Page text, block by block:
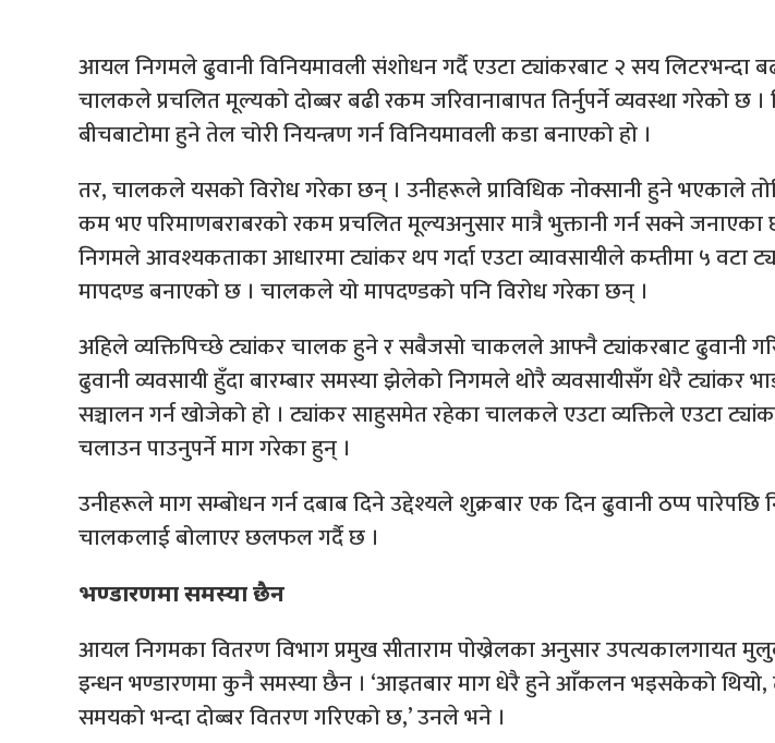
आयल निगमले ढुवानी विनियमावली संशोधन गर्दै एउटा ट्यांकरबाट २ सय लिटरभन्दा
चालकले प्रचलित मूल्यको दोब्बर बढी रकम जरिवानाबापत तिर्नुपर्ने व्यवस्था गरेको छ
बीचबाटोमा हुने तेल चोरी नियन्त्रण गर्न विनियमावली कडा बनाएको हो ।
तर, चालकले यसको विरोध गरेका छन् । उनीहरूले प्राविधिक नोक्सानी हुने भएकाले
कम भए परिमाणबराबरको रकम प्रचलित मूल्यअनुसार मात्रै भुक्तानी गर्न सक्ने जनाएका
निगमले आवश्यकताका आधारमा ट्यांकर थप गर्दा एउटा व्यावसायीले कम्तीमा ५ वटा
मापदण्ड बनाएको छ । चालकले यो मापदण्डको पनि विरोध गरेका छन् ।
अहिले व्यक्तिपिच्छे ट्यांकर चालक हुने र सबैजसो चाकलले आफ्नै ट्यांकरबाट ढुवानी
ढुवानी व्यवसायी हुँदा बारम्बार समस्या झेलेको निगमले थोरै व्यवसायीसँग धेरै ट्यांकर
सञ्चालन गर्न खोजेको हो । ट्यांकर साहुसमेत रहेका चालकले एउटा व्यक्तिले एउटा
चलाउन पाउनुपर्ने माग गरेका हुन् ।
उनीहरूले माग सम्बोधन गर्न दबाब दिने उद्देश्यले शुक्रबार एक दिन ढुवानी ठप्प पारेपछि
चालकलाई बोलाएर छलफल गर्दै छ ।
भण्डारणमा समस्या छैन
आयल निगमका वितरण विभाग प्रमुख सीताराम पोख्रेलका अनुसार उपत्यकालगायत
इन्धन भण्डारणमा कुनै समस्या छैन । ‘आइतबार माग धेरै हुने आँकलन भइसकेको
समयको भन्दा दोब्बर वितरण गरिएको छ,’ उनले भने ।